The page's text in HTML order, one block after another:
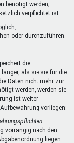
benötigt werden;
verpflichtet ist.
oder durchzuführen.
die
als sie sie für die
Daten nicht mehr zur
werden, werden sie
ist weiter
vorliegen:
vorrangig nach den
liegen